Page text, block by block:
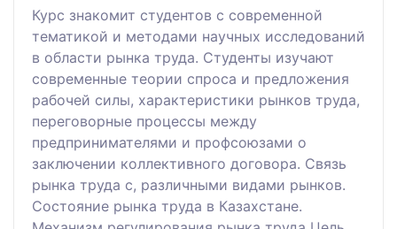
Курс знакомит студентов с современной
тематикой и методами научных исследований
в области рынка труда. Студенты изучают
современные теории спроса и предложения
рабочей силы, характеристики рынков труда,
переговорные процессы между
предпринимателями и профсоюзами о
заключении коллективного договора. Связь
рынка труда с, различными видами рынков.
Состояние рынка труда в Казахстане.